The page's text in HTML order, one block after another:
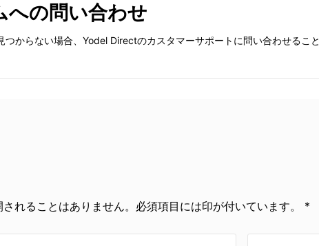
への問い合わせ
つからない場合、Yodel Directのカスタマーサポートに問い合わせるこ
れることはありません。必須項目には印が付いています。 *